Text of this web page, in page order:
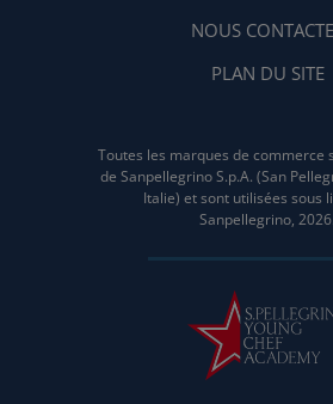
NOUS
PLAN DU SITE
Toutes les marques de commerce
de Sanpellegrino S.p.A. (San
Italie) et sont utilisées sous
Sanpellegrino, 2026.